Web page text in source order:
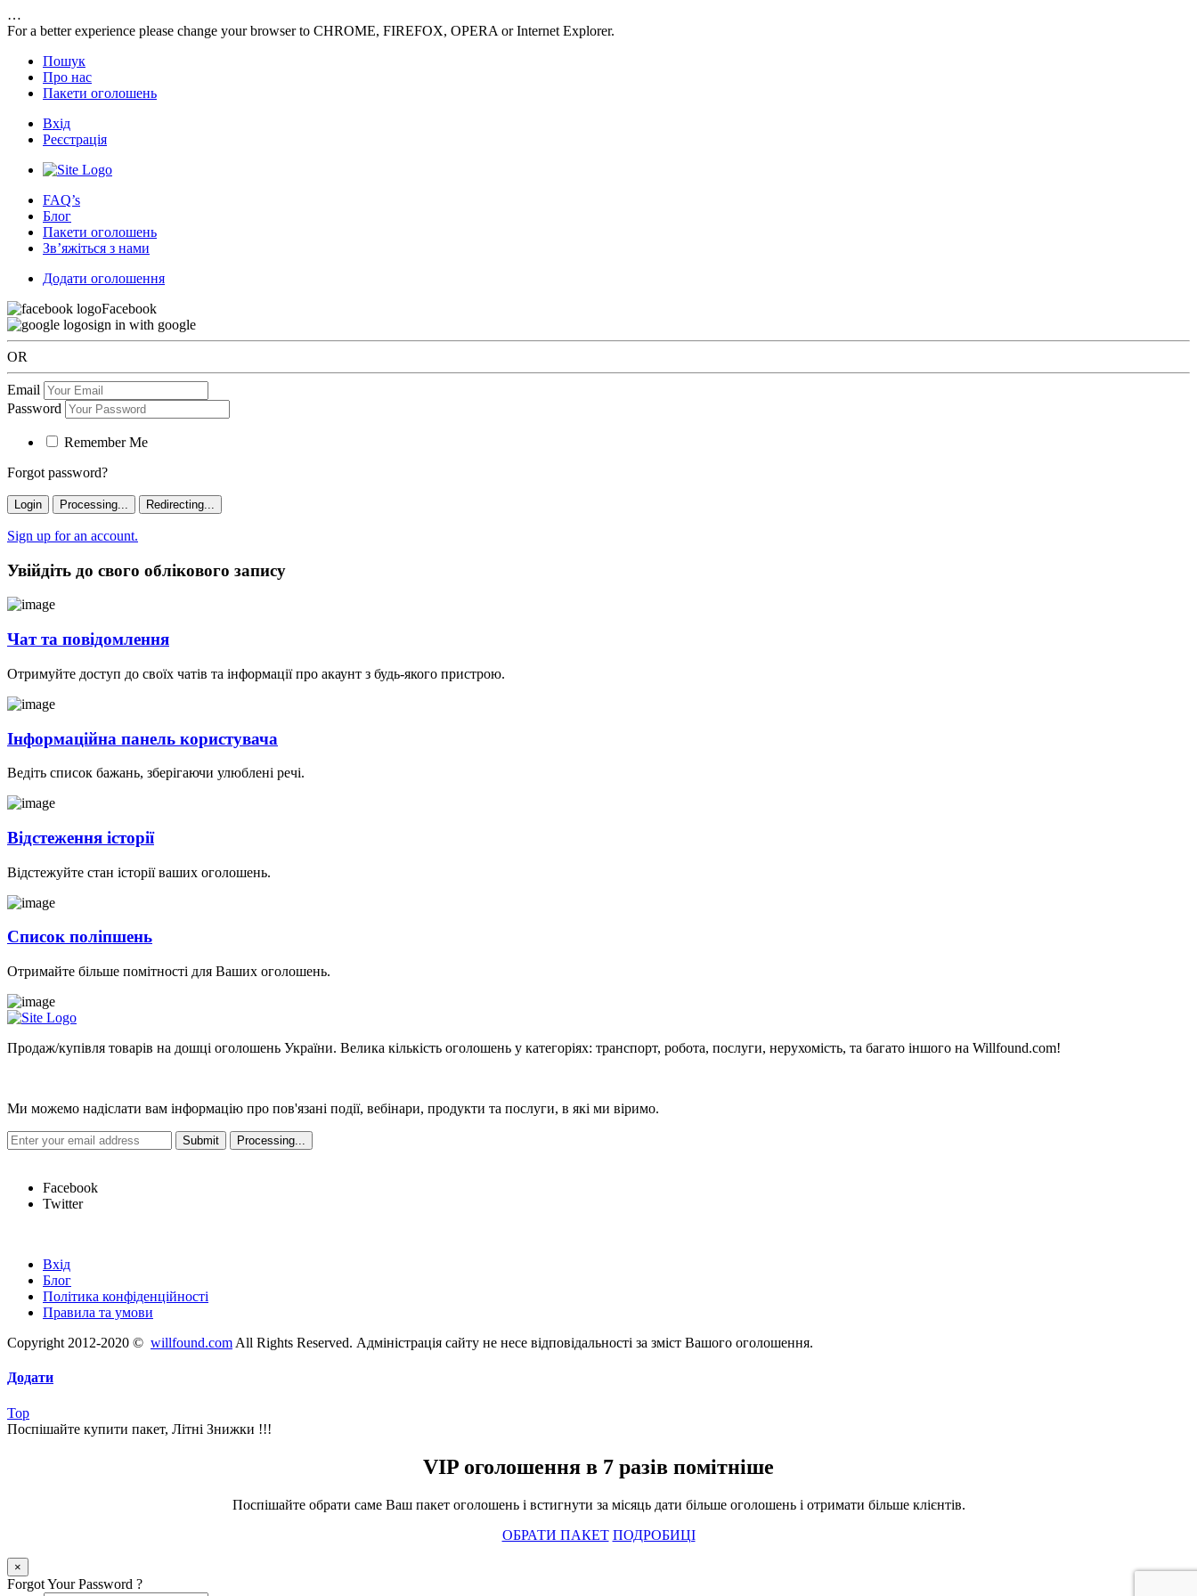
…
For a better experience please change your browser to CHROME, FIREFOX, OPERA or Internet Explorer.
Пошук
Про нас
Пакети оголошень
Вхід
Реєстрація
FAQ’s
Блог
Пакети оголошень
Зв’яжіться з нами
Додати оголошення
Facebook
sign in with google
OR
Email
Password
Remember Me
Forgot password?
Login Processing... Redirecting...
Sign up for an account.
Увійдіть до свого облікового запису
Чат та повідомлення
Отримуйте доступ до своїх чатів та інформації про акаунт з будь-якого пристрою.
Інформаційна панель користувача
Ведіть список бажань, зберігаючи улюблені речі.
Відстеження історії
Відстежуйте стан історії ваших оголошень.
Список поліпшень
Отримайте більше помітності для Ваших оголошень.
Продаж/купівля товарів на дошці оголошень України. Велика кількість оголошень у категоріях: транспорт, робота, послуги, нерухомість, та багато іншого на Willfound.com!
Ми можемо надіслати вам інформацію про пов'язані події, вебінари, продукти та послуги, в які ми віримо.
Facebook
Twitter
Вхід
Блог
Політика конфіденційності
Правила та умови
Copyright 2012-2020 © willfound.com All Rights Reserved. Адміністрація сайту не несе відповідальності за зміст Вашого оголошення.
Додати
Top
Поспішайте купити пакет, Літні Знижки !!!
VIP оголошення в 7 разів помітніше
Поспішайте обрати саме Ваш пакет оголошень і встигнути за місяць дати більше оголошень і отримати більше клієнтів.
ОБРАТИ ПАКЕТ ПОДРОБИЦІ
×
Forgot Your Password ?